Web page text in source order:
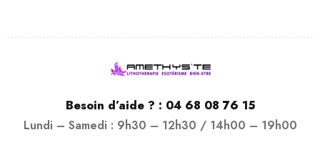
Besoin d’aide ? : 04 68 08 76 15
Lundi – Samedi : 9h30 – 12h30 / 14h00 – 19h00